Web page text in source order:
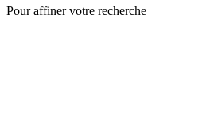
Pour affiner votre recherche